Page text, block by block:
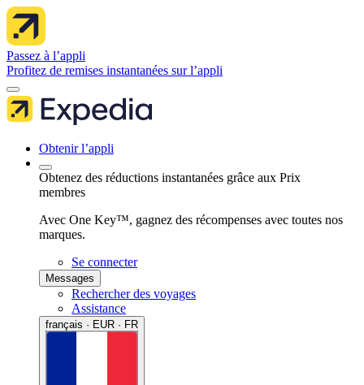
Passez à l’appli
Profitez de remises instantanées sur l’appli
Obtenir l’appli
Obtenez des réductions instantanées grâce aux Prix
membres
Avec One Key™, gagnez des récompenses avec toutes nos
marques.
Se connecter
Messages
Rechercher des voyages
Assistance
français · EUR · FR